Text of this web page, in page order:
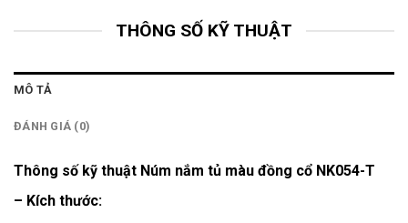
THÔNG SỐ KỸ THUẬT
MÔ TẢ
ĐÁNH GIÁ (0)
Thông số kỹ thuật Núm nắm tủ màu đồng cổ NK054-T
– Kích thước: